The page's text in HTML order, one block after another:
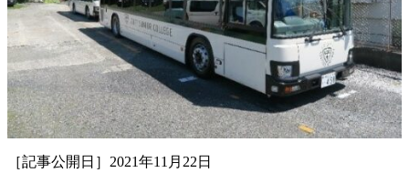
［記事公開日］2021年11月22日